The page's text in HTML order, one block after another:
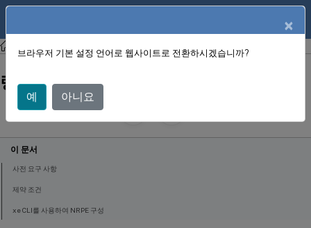
젠서버 8.4
NRPE로 host 및 dom0 리소스 모니터
링
May 2, 2025
X
이 문서
사전 요구 사항
제약 조건
xe CLI를 사용하여 NRPE 구성
×
브라우저 기본 설정 언어로 웹사이트로 전환하시겠습니까?
예 아니요